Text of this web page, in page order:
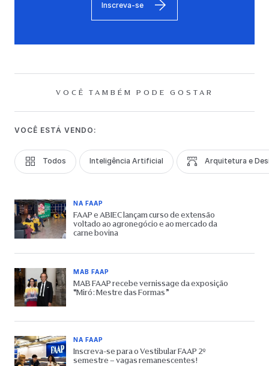
Inscreva-se
VOCÊ TAMBÉM PODE GOSTAR
VOCÊ ESTÁ VENDO:
Todos Inteligência Artificial Arquitetura e
NA FAAP
FAAP e ABIEC lançam curso de extensão
voltado ao agronegócio e ao mercado da
carne bovina
MAB FAAP
MAB FAAP recebe vernissage da exposição
“Miró: Mestre das Formas”
NA FAAP
Inscreva-se para o Vestibular FAAP 2º
semestre – vagas remanescentes!